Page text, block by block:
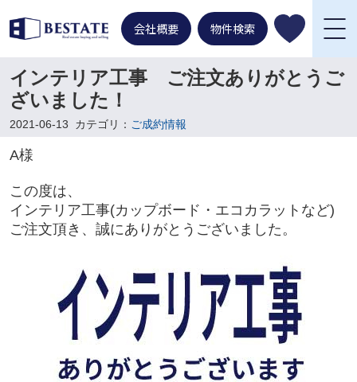
会社概要 物件検索
インテリア工事 ご注文ありがとうご
ざいました！
2021-06-13 カテゴリ： ご成約情報
A様
この度は、
インテリア工事(カップボード・エコカラットなど)
ご注文頂き、誠にありがとうございました。